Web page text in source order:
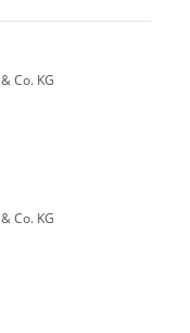
Co. KG
Co. KG